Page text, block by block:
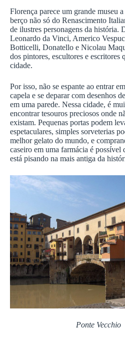
Florença parece um grande museu
berço não só do Renascimento
de ilustres personagens da história.
Leonardo da Vinci, Americo
Botticelli, Donatello e Nicolau
dos pintores, escultores e escritores
cidade.
Por isso, não se espante ao entrar
capela e se deparar com desenhos
em uma parede. Nessa cidade, é
encontrar tesouros preciosos onde
existam. Pequenas portas podem
espetaculares, simples sorveterias
melhor gelato do mundo, e
caseiro em uma farmácia é possível
está pisando na mais antiga da
Ponte Vecchio